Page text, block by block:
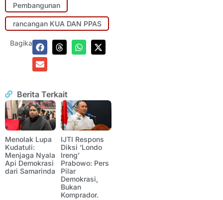
Pembangunan
rancangan KUA DAN PPAS
Bagikan:
Berita Terkait
Menolak Lupa
Kudatuli:
Menjaga Nyala
Api Demokrasi
dari Samarinda
IJTI Respons
Diksi ‘Londo
Ireng’
Prabowo: Pers
Pilar
Demokrasi,
Bukan
Komprador.